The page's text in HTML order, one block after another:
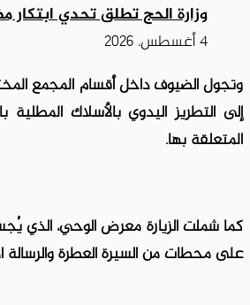
وزارة الحج تطلق تحدي
4 أغسطس، 2026
وتجول الضيوف داخل أقسام المجمع
إلى التطريز اليدوي بالأسلاك
المتعلقة بها.
كما شملت الزيارة معرض الوحي، الذي
على محطات من السيرة العطرة والرسالة